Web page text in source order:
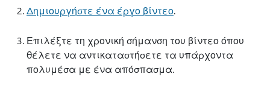
Δημιουργήστε ένα έργο βίντεο.
Επιλέξτε τη χρονική σήμανση του βίντεο όπου
θέλετε να αντικαταστήσετε τα υπάρχοντα
πολυμέσα με ένα απόσπασμα.